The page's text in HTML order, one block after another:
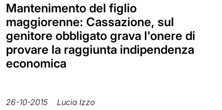
Mantenimento del figlio
maggiorenne: Cassazione, sul
genitore obbligato grava l'onere di
provare la raggiunta indipendenza
economica
26-10-2015 Lucia Izzo